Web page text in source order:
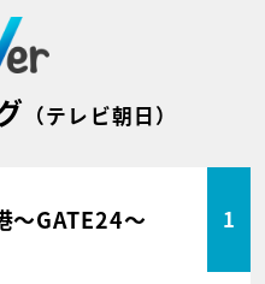
（テレビ朝日）
～GATE24～ 1